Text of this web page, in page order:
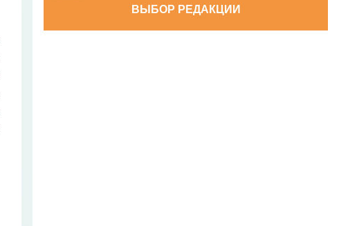
ВЫБОР РЕДАКЦИИ